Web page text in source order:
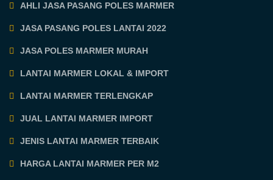
AHLI JASA PASANG POLES MARMER
JASA PASANG POLES LANTAI 2022
JASA POLES MARMER MURAH
LANTAI MARMER LOKAL & IMPORT
LANTAI MARMER TERLENGKAP
JUAL LANTAI MARMER IMPORT
JENIS LANTAI MARMER TERBAIK
HARGA LANTAI MARMER PER M2